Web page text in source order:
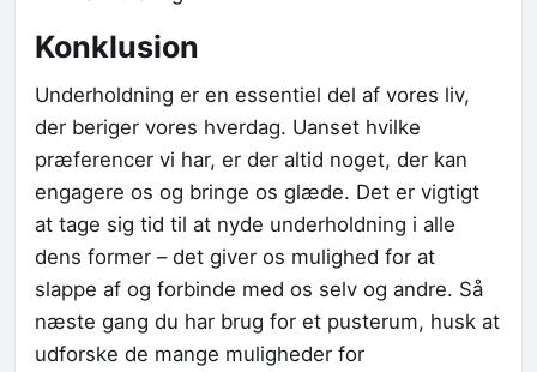
Konklusion
Underholdning er en essentiel del af vores liv,
der beriger vores hverdag. Uanset hvilke
præferencer vi har, er der altid noget, der kan
engagere os og bringe os glæde. Det er vigtigt
at tage sig tid til at nyde underholdning i alle
dens former – det giver os mulighed for at
slappe af og forbinde med os selv og andre. Så
næste gang du har brug for et pusterum, husk at
udforske de mange muligheder for